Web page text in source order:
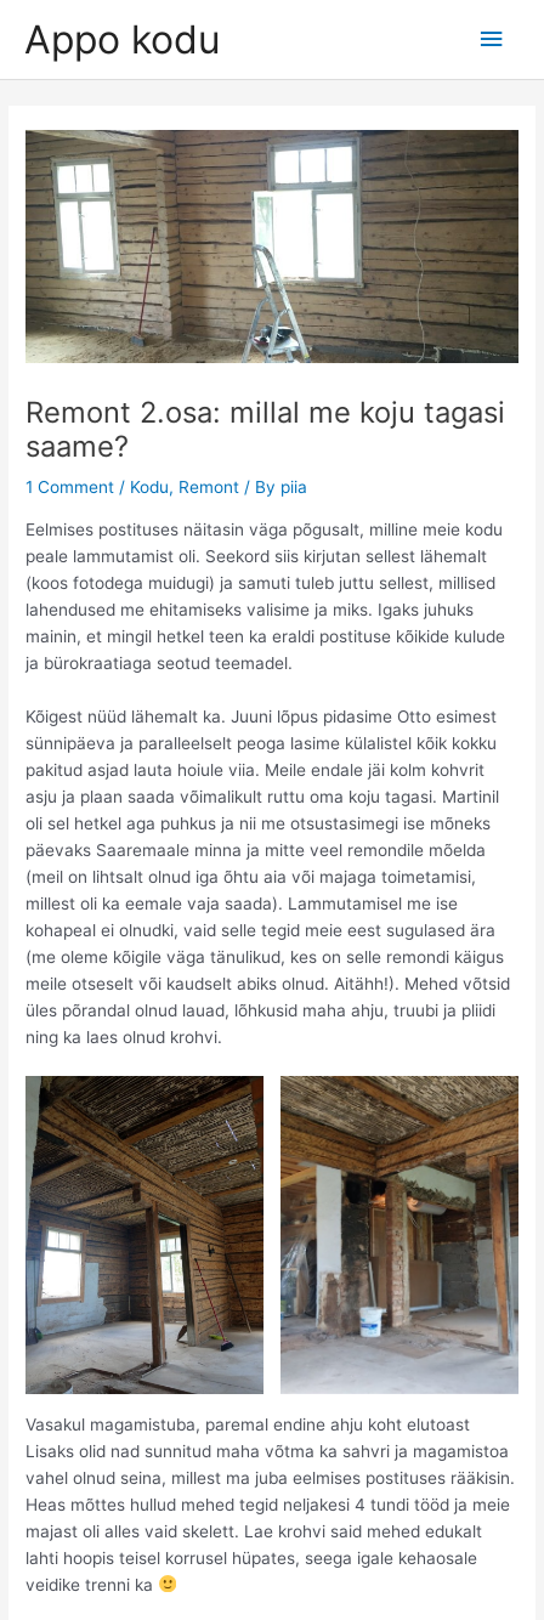
content
Appo kodu
Main
Remont 2.osa: millal me koju tagasi
saame?
1 Comment / Kodu, Remont / By piia
Eelmises postituses näitasin väga põgusalt, milline meie kodu
peale lammutamist oli. Seekord siis kirjutan sellest lähemalt
(koos fotodega muidugi) ja samuti tuleb juttu sellest, millised
lahendused me ehitamiseks valisime ja miks. Igaks juhuks
mainin, et mingil hetkel teen ka eraldi postituse kõikide kulude
ja bürokraatiaga seotud teemadel.
Kõigest nüüd lähemalt ka. Juuni lõpus pidasime Otto esimest
sünnipäeva ja paralleelselt peoga lasime külalistel kõik kokku
pakitud asjad lauta hoiule viia. Meile endale jäi kolm kohvrit
asju ja plaan saada võimalikult ruttu oma koju tagasi. Martinil
oli sel hetkel aga puhkus ja nii me otsustasimegi ise mõneks
päevaks Saaremaale minna ja mitte veel remondile mõelda
(meil on lihtsalt olnud iga õhtu aia või majaga toimetamisi,
millest oli ka eemale vaja saada). Lammutamisel me ise
kohapeal ei olnudki, vaid selle tegid meie eest sugulased ära
(me oleme kõigile väga tänulikud, kes on selle remondi käigus
meile otseselt või kaudselt abiks olnud. Aitähh!). Mehed võtsid
üles põrandal olnud lauad, lõhkusid maha ahju, truubi ja pliidi
ning ka laes olnud krohvi.
Vasakul magamistuba, paremal endine ahju koht elutoast
Lisaks olid nad sunnitud maha võtma ka sahvri ja magamistoa
vahel olnud seina, millest ma juba eelmises postituses rääkisin.
Heas mõttes hullud mehed tegid neljakesi 4 tundi tööd ja meie
majast oli alles vaid skelett. Lae krohvi said mehed edukalt
lahti hoopis teisel korrusel hüpates, seega igale kehaosale
veidike trenni ka